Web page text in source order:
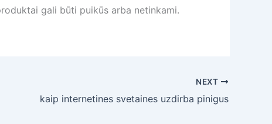
gali būti puikūs arba netinkami.
NEXT
kaip internetines svetaines uzdirba pinigus